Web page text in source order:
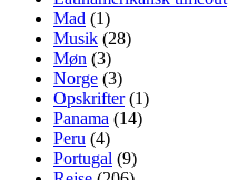
Mad (1)
Musik (28)
Møn (3)
Norge (3)
Opskrifter(1)
Panama (14)
Peru (4)
Portugal (9)